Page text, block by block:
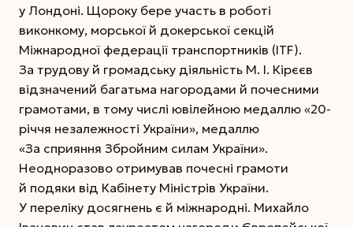
у Лондоні. Щороку бере участь в роботі
виконкому, морської й докерської секцій
Міжнародної федерації транспортників (ITF).
За трудову й громадську діяльність М. І. Кірєєв
відзначений багатьма нагородами й почесними
грамотами, в тому числі ювілейною медаллю «20-
річчя незалежності України», медаллю
«За сприяння Збройним силам України».
Неодноразово отримував почесні грамоти
й подяки від Кабінету Міністрів України.
У переліку досягнень є й міжнародні. ­Михайло